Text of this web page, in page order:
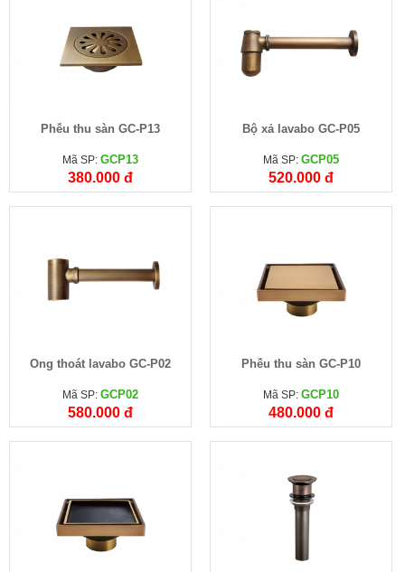
Phễu thu sàn GC-P13
Mã SP: GCP13
380.000 đ
Bộ xả lavabo GC-P05
Mã SP: GCP05
520.000 đ
Ống thoát lavabo GC-P02
Mã SP: GCP02
580.000 đ
Phễu thu sàn GC-P10
Mã SP: GCP10
480.000 đ